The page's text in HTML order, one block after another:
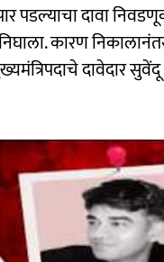
पडल्याचा दावा
निघाला. कारण
दावेदार सुवेंदू